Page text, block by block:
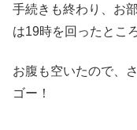
手続きも終わり、お
は19時を回ったところ
お腹も空いたので、
ゴー！